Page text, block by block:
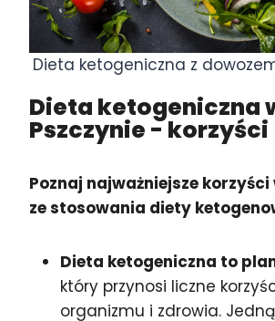
Dieta ketogeniczna z
Dieta ketogeniczna
Pszczynie - korzyści
Poznaj najważniejsze
ze stosowania diety
Dieta ketogeniczna to
który przynosi liczne
organizmu i zdrowia.